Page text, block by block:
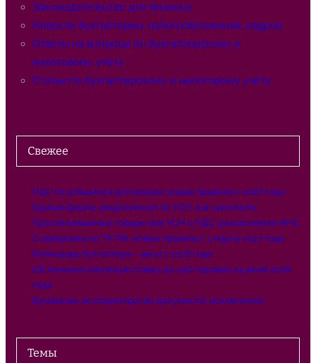
Законодательство для бизнеса
Новости бухгалтерии, налогообложения, кадров
Ответы на вопросы по бухгалтерскому и
налоговому учёту
Статьи по бухгалтерскому и налоговому учёту
Свежее
НДС по длящимся договорам: новые правила с 2026 года
Единая форма уведомления по УСН: как заполнить
Прослеживаемые товары при УСН с НДС: разъяснения ФНС
Стажировка по ТК РФ: новые правила с 1 марта 2027 года
Календарь бухгалтера – август 2026 года
ЦБ понизил ключевую ставку до 14% годовых 24 июля 2026
года
Бумажные экспедиторские документы: исключения
Темы